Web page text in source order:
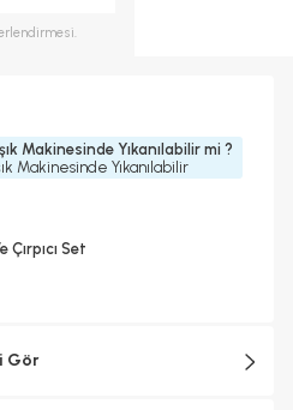
Makinesinde Yıkanılabilir mi ?
Makinesinde Yıkanılabilir
Set
Gör